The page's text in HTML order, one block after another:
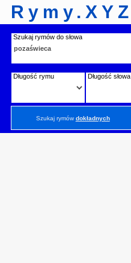
Rymy.XYZ
Szukaj rymów do słowa
Długość rymu Długość słowa
Szukaj rymówdokładnych